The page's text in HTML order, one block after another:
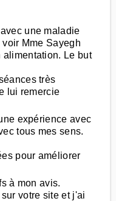
une maladie
Mme Sayegh
alimentation. Le but
très
lui remercie
expérience avec
tous mes sens.
pour améliorer
à mon avis.
votre site et j'ai